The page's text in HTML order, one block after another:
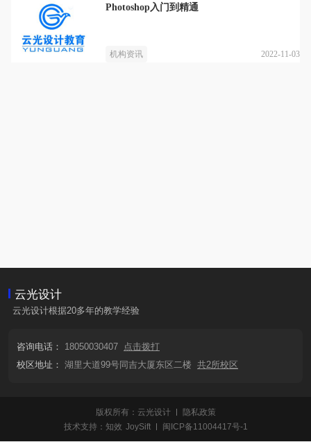
Photoshop入门到精通
机构资讯 2022-11-03
云光设计
云光设计根据20多年的教学经验
咨询电话： 18050030407 点击拨打
校区地址： 湖里大道99号同吉大厦东区二楼 共2所校区
版权所有：云光设计
隐私政策
技术支持： 知效 JoySift 闽ICP备11004417号-1